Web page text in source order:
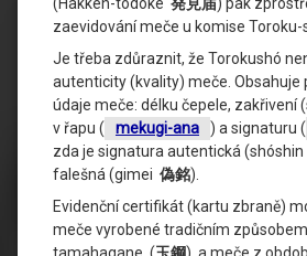
zaevidování meče u komise Toroku-
Je třeba zdůraznit, že Torokushó
autenticity (kvality) meče. Obsahuje
údaje meče: délku čepele, zakřivení
v řapu (
mekugi-ana ) a signaturu (
zda je signatura autentická (shóshin
falešná (gimei 偽銘).
Evidenční certifikát (kartu zbraně)
meče vyrobené tradičním
tamahagane (玉鋼) a meče z